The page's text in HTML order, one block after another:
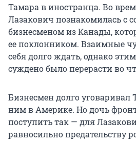
Тамара в иностранца. Во
Лазакович познакомилась с
бизнесменом из Канады,
ее поклонником. Взаимные
себя долго ждать, однако
суждено было перерасти во
Бизнесмен долго уговаривал
ним в Америке. Но дочь
поступить так — для
равносильно предательству